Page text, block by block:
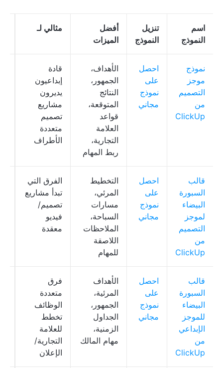
اسم
النموذج
تنزيل
النموذج
أفضل
الميزات
مثالي لـ
نموذج
موجز
التصميم
من
ClickUp
احصل
على
نموذج
مجاني
الأهداف،
الجمهور،
النتائج
المتوقعة،
قواعد
العلامة
التجارية،
ربط المهام
قادة
إبداعيون
يديرون
مشاريع
تصميم
متعددة
الأطراف
قالب
السبورة
البيضاء
لموجز
التصميم
من
ClickUp
احصل
على
نموذج
مجاني
التخطيط
المرئي،
مسارات
السباحة،
الملاحظات
اللاصقة
للمهام
الفرق التي
تبدأ مشاريع
تصميم/
فيديو
معقدة
قالب
السبورة
البيضاء
للموجز
الإبداعي
من
ClickUp
احصل
على
نموذج
مجاني
الأهداف
المرئية،
الجمهور،
الجداول
الزمنية،
مهام المالك
فرق
متعددة
الوظائف
تخطط
للعلامة
التجارية/
الإعلان